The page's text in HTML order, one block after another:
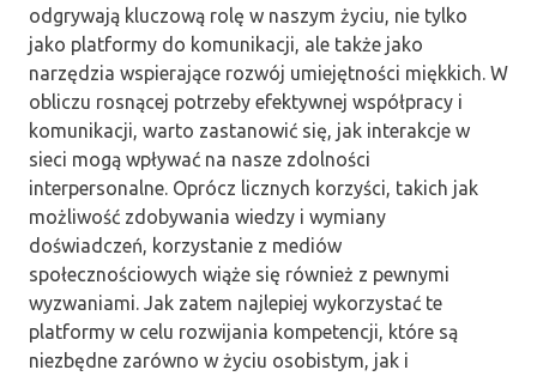
odgrywają kluczową rolę w naszym życiu, nie tylko
jako platformy do komunikacji, ale także jako
narzędzia wspierające rozwój umiejętności miękkich. W
obliczu rosnącej potrzeby efektywnej współpracy i
komunikacji, warto zastanowić się, jak interakcje w
sieci mogą wpływać na nasze zdolności
interpersonalne. Oprócz licznych korzyści, takich jak
możliwość zdobywania wiedzy i wymiany
doświadczeń, korzystanie z mediów
społecznościowych wiąże się również z pewnymi
wyzwaniami. Jak zatem najlepiej wykorzystać te
platformy w celu rozwijania kompetencji, które są
niezbędne zarówno w życiu osobistym, jak i